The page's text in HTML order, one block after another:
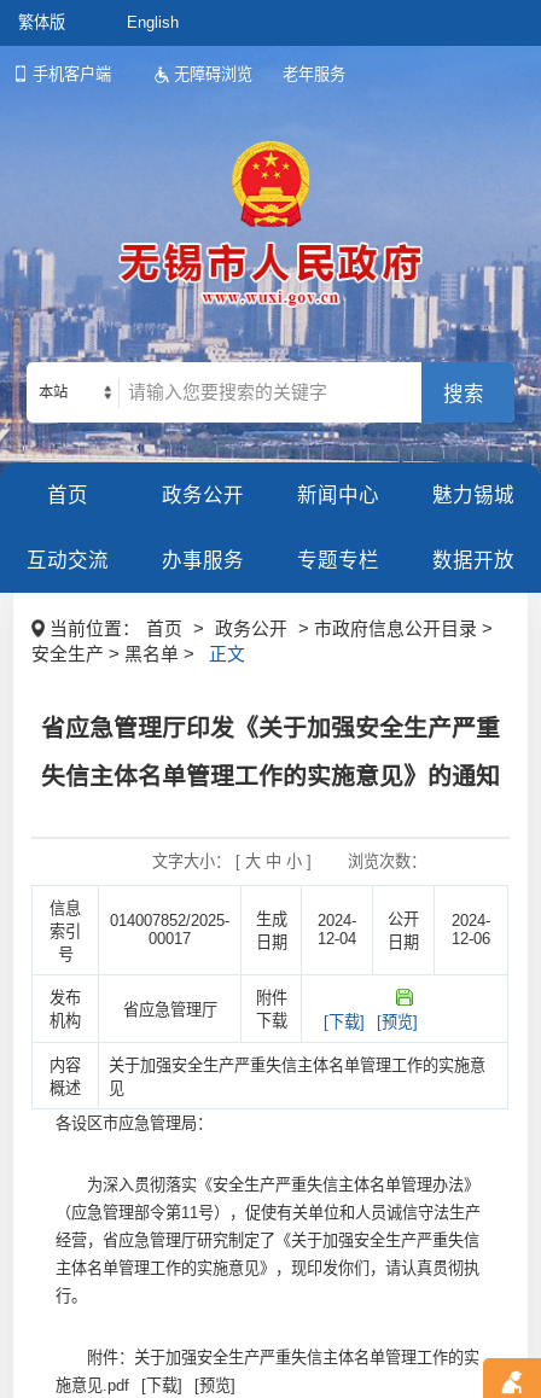
繁体版 English
手机客户端 无障碍浏览 老年服务
本站
首页 政务公开 新闻中心 魅力锡城
互动交流 办事服务 专题专栏 数据开放
当前位置： 首页 > 政务公开
> 市政府信息公开目录 >
安全生产 > 黑名单 >
正文
省应急管理厅印发《关于加强安全生产严重
失信主体名单管理工作的实施意见》的通知
文字大小： [ 大 中 小] 浏览次数：
信息
索引
号
014007852/2025-
00017
生成
日期
2024-
12-04
公开
日期
2024-
12-06
发布
机构
省应急管理厅
附件
下载
[下载] [预览]
内容
概述
关于加强安全生产严重失信主体名单管理工作的实施意
见
各设区市应急管理局：
为深入贯彻落实《安全生产严重失信主体名单管理办法》
（应急管理部令第11号），促使有关单位和人员诚信守法生产
经营，省应急管理厅研究制定了《关于加强安全生产严重失信
主体名单管理工作的实施意见》，现印发你们，请认真贯彻执
行。
附件： 关于加强安全生产严重失信主体名单管理工作的实
施意见.pdf
[下载] [预览]